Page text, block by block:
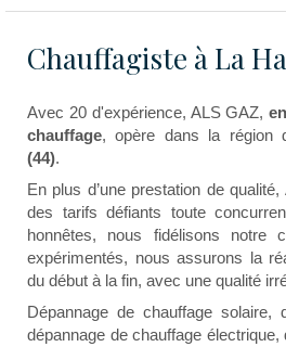
Chauffagiste à La
Avec 20 d'expérience, ALS GAZ,
chauffage, opère dans la région
(44).
En plus d’une prestation de
des tarifs défiants toute
honnêtes, nous fidélisons notre
expérimentés, nous assurons la
du début à la fin, avec une qualité
Dépannage de chauffage solaire,
dépannage de chauffage